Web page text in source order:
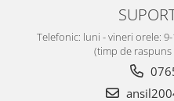
Telefonic: luni - vineri orele:
(timp de raspuns